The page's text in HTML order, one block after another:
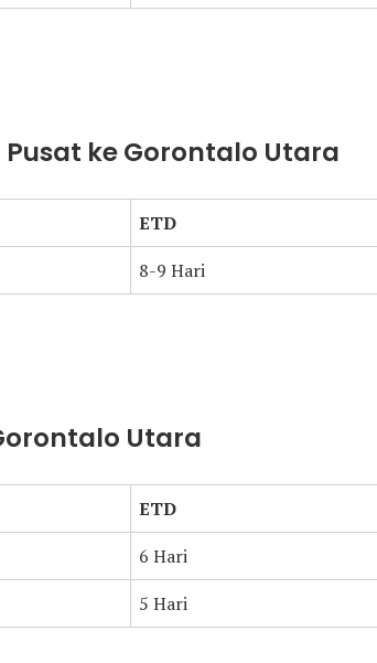
ke Gorontalo Utara
ETD
8-9 Hari
Utara
ETD
6 Hari
5 Hari